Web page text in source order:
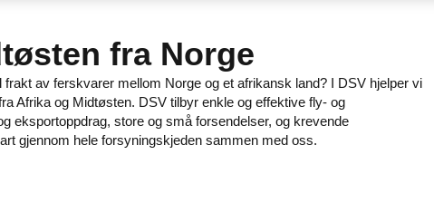
fra Norge
av ferskvarer mellom Norge og et afrikansk land? I DSV hjelper vi
Afrika og Midtøsten. DSV tilbyr enkle og effektive fly- og
eksportoppdrag, store og små forsendelser, og krevende
gjennom hele forsyningskjeden sammen med oss.